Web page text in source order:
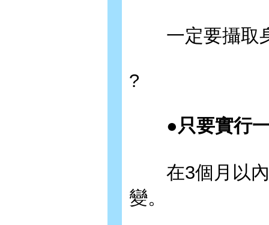
一定要攝取身
?
●只要實行
在3個月以內
變。